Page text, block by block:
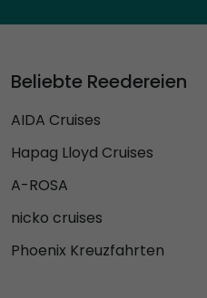
Beliebte Reedereien
AIDA Cruises
Hapag Lloyd Cruises
A-ROSA
nicko cruises
Phoenix Kreuzfahrten